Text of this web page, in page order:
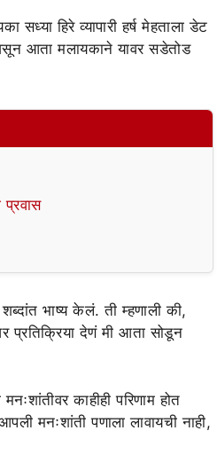
सध्या हिरे व्यापारी हर्ष मेहताला डेट
आता मलायकाने यावर सडेतोड
प्रवास
भाष्य केलं. ती म्हणाली की,
प्रतिक्रिया देणं मी आता सोडून
काहीही परिणाम होत
मनःशांती पणाला लावायची नाही,